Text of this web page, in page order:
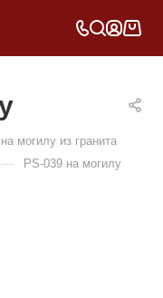
могилу из гранита
— PS-039 на могилу